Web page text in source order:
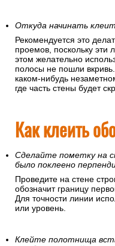
Откуда начинать
Рекомендуется это
проемов, поскольку эти
этом желательно
полосы не пошли
каком-нибудь
где часть стены будет
Как клеить
Сделайте пометку на
было поклеено
Проведите на стене
обозначит границу
Для точности линии
или уровень.
Клейте полотнища